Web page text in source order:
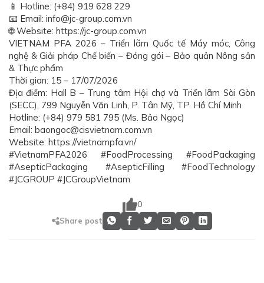
📱 Hotline: (+84) 919 628 229
📧 Email: info@jc-group.com.vn
🌐 Website: https://jc-group.com.vn
VIETNAM PFA 2026 – Triển lãm Quốc tế Máy móc, Công
nghệ & Giải pháp Chế biến – Đóng gói – Bảo quản Nông sản
& Thực phẩm
Thời gian: 15 – 17/07/2026
Địa điểm: Hall B – Trung tâm Hội chợ và Triển lãm Sài Gòn
(SECC), 799 Nguyễn Văn Linh, P. Tân Mỹ, TP. Hồ Chí Minh
Hotline: (+84) 979 581 795 (Ms. Bảo Ngọc)
Email: baongoc@cisvietnam.com.vn
Website: https://vietnampfa.vn/
#VietnamPFA2026 #FoodProcessing #FoodPackaging
#AsepticPackaging #AsepticFilling #FoodTechnology
#JCGROUP #JCGroupVietnam
0
Share post